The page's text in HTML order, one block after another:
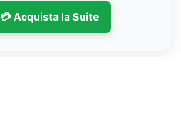
💳 Acquista la Suite